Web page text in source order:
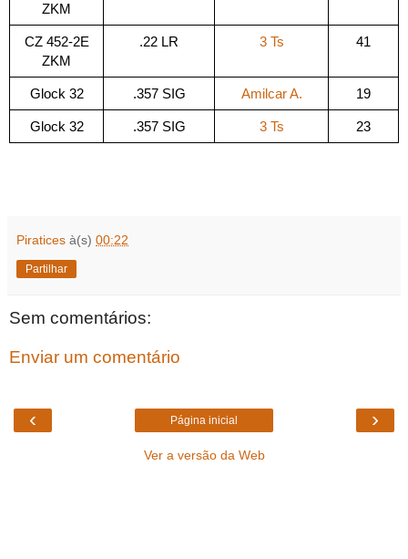
ZKM
CZ 452-2E
ZKM
.22 LR 3 Ts 41
Glock 32 .357 SIG Amilcar A. 19
Glock 32 .357 SIG 3 Ts 23
Piratices à(s) 00:22
Partilhar
Sem comentários:
Enviar um comentário
‹ ›
Página inicial
Ver a versão da Web